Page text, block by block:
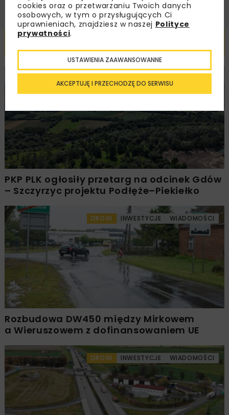
Powiązane artykuły
PKP PLK ogłosiły przetarg na odcinek Gdów
– Szczyrzyc projektu Podłęże–Piekiełko
DROGI INWESTYCJE WIADOMOŚCI
Rozbudowa DW450 między Mirkowem
a Wieruszowem z dofinansowaniem UE
DROGI INWESTYCJE WIADOMOŚCI
cookies oraz o przetwarzaniu Twoich danych
osobowych, w tym o przysługujących Ci
uprawnieniach, znajdziesz w naszej Polityce
prywatności.
AKCEPTUJĘ I PRZECHODZĘ DO SERWISU
USTAWIENIA ZAAWANSOWANNE